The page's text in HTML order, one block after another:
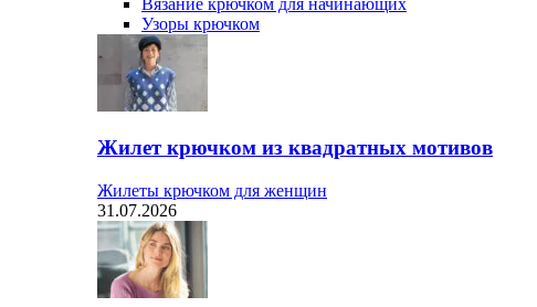
Узоры крючком
Жилет крючком из квадратных мотивов
Жилеты крючком для женщин
31.07.2026